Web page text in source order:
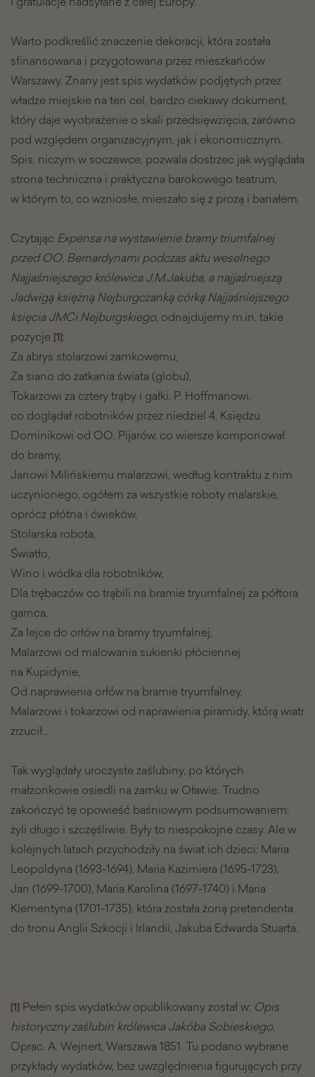
Warto podkreślić znaczenie dekoracji, która została
sfinansowana i przygotowana przez mieszkańców
Warszawy. Znany jest spis wydatków podjętych przez
władze miejskie na ten cel, bardzo ciekawy dokument,
który daje wyobrażenie o skali przedsięwzięcia, zarówno
pod względem organizacyjnym, jak i ekonomicznym.
Spis, niczym w soczewce, pozwala dostrzec jak wyglądała
strona techniczna i praktyczna barokowego teatrum,
w którym to, co wzniosłe, mieszało się z prozą i banałem.
Czytając Expensa na wystawienie bramy triumfalnej
przed OO. Bernardynami podczas aktu weselnego
Najjaśniejszego królewica J.M.Jakuba, a najjaśniejszą
Jadwigą księżną Nejburgczanką córką Najjaśniejszego
księcia JMCi Nejburgskiego, odnajdujemy m.in. takie
pozycje [1]:
Za abrys stolarzowi zamkowemu,
Za siano do zatkania świata (globu),
Tokarzowi za cztery trąby i gałki, P. Hoffmanowi,
co doglądał robotników przez niedziel 4, Księdzu
Dominikowi od OO. Pijarów, co wiersze komponował
do bramy,
Janowi Milińskiemu malarzowi, według kontraktu z nim
uczynionego, ogółem za wszystkie roboty malarskie,
oprócz płótna i ćwieków,
Stolarska robota,
Światło,
Wino i wódka dla robotników,
Dla trębaczów co trąbili na bramie tryumfalnej za półtora
garnca,
Za lejce do orłów na bramy tryumfalnej,
Malarzowi od malowania sukienki płóciennej
na Kupidynie,
Od naprawienia orłów na bramie tryumfalney,
Malarzowi i tokarzowi od naprawienia piramidy, którą wiatr
zrzucił…
Tak wyglądały uroczyste zaślubiny, po których
małżonkowie osiedli na zamku w Oławie. Trudno
zakończyć tę opowieść baśniowym podsumowaniem:
żyli długo i szczęśliwie. Były to niespokojne czasy. Ale w
kolejnych latach przychodziły na świat ich dzieci: Maria
Leopoldyna (1693-1694), Maria Kazimiera (1695-1723),
Jan (1699-1700), Maria Karolina (1697-1740) i Maria
Klementyna (1701-1735), która została żoną pretendenta
do tronu Anglii Szkocji i Irlandii, Jakuba Edwarda Stuarta.
[1] Pełen spis wydatków opublikowany został w: Opis
historyczny zaślubin królewica Jakóba Sobieskiego.
Oprac. A. Wejnert, Warszawa 1851. Tu podano wybrane
przykłady wydatków, bez uwzględnienia figurujących przy